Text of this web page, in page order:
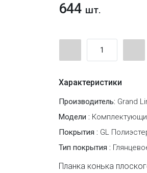
644 шт.
Характеристики
Производитель: Grand
Модели :
Покрытия : GL
Тип покрытия :
Планка конька